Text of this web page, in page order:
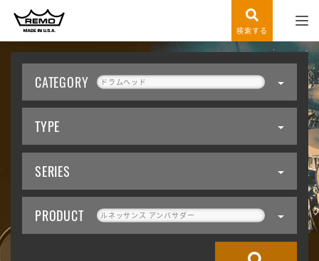
検索する
CATEGORY ドラムヘッド
TYPE
SERIES
PRODUCT ルネッサンス アンバサダー